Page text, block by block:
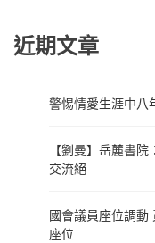
近期文章
警惕情愛生涯中八
【劉曼】岳麓書
交流絕
國會議員座位調動
座位